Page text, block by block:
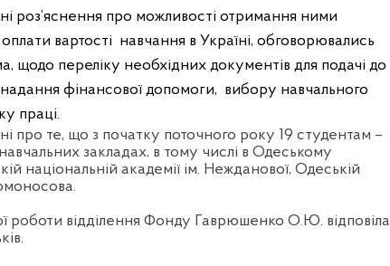
роз’яснення про можливості отримання ними
вартості навчання в Україні, обговорювались
щодо переліку необхідних документів для подачі до
надання фінансової допомоги, вибору навчального
праці.
про те, що з початку поточного року 19 студентам –
закладах, в тому числі в Одеському
національній академії ім. Нежданової, Одеській
роботи відділення Фонду Гаврюшенко О.Ю. відповіла